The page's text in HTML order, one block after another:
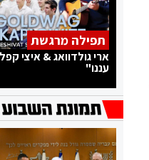
תפילה מרגשת
ארי גולדוואג & איצי
עננו"